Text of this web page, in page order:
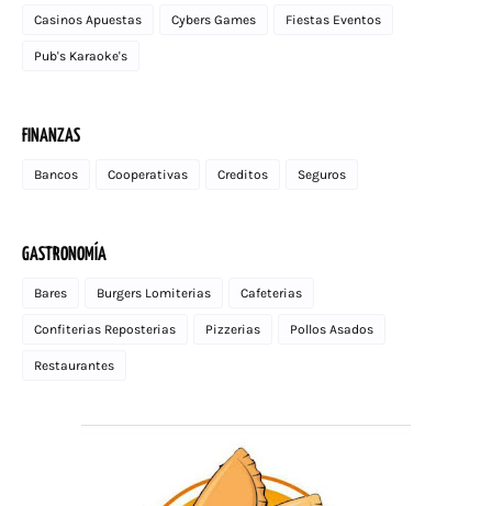
Casinos Apuestas Cybers Games Fiestas Eventos
Pub's Karaoke's
FINANZAS
Bancos Cooperativas Creditos Seguros
GASTRONOMÍA
Bares Burgers Lomiterias Cafeterias
Confiterias Reposterias Pizzerias Pollos Asados
Restaurantes